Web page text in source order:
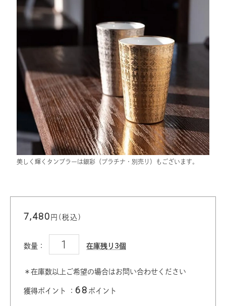
美しく輝くタンブラーは銀彩（プラチナ・別売り）もございます。
7,480 円(税込)
数量： 在庫残り3個
＊在庫数以上ご希望の場合はお問い合わせください
獲得ポイント ： 68 ポイント